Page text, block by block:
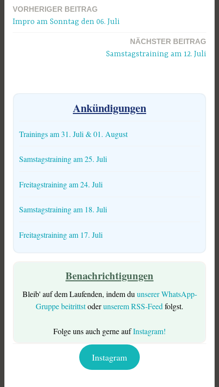
Beitragsnavigation
VORHERIGER BEITRAG
Impro am Sonntag den 06. Juli
NÄCHSTER BEITRAG
Samstagstraining am 12. Juli
Ankündigungen
Trainings am 31. Juli & 01. August
Samstagstraining am 25. Juli
Freitagstraining am 24. Juli
Samstagstraining am 18. Juli
Freitagstraining am 17. Juli
Benachrichtigungen
Bleib' auf dem Laufenden, indem du unserer WhatsApp-
Gruppe beitrittstoderunserem RSS-Feed folgst.
Folge uns auch gerne aufInstagram!
Instagram